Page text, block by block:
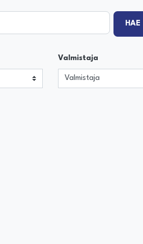
HAE
Valmistaja